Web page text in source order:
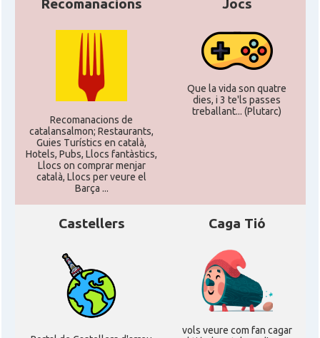
Casal Fundació Paulí Bellet
North American Catalan Society
(NACS)
Acció ACCIÓ a Austin
Acció
Acció
Acció Acció a Washington DC
Acció ACCIÓ Miami
Delegació
Delegació del Govern als Estats
Units i Canadà (New York)
Recomanacions
Recomanacions de
catalansalmon; Restaurants,
Guies Turístics en català,
Hotels, Pubs, Llocs fantàstics,
Llocs on comprar menjar
català, Llocs per veure el
Barça ...
Jocs
Que la vida son quatre
dies, i 3 te'ls passes
treballant... (Plutarc)
Castellers Caga Tió
vols veure com fan cagar